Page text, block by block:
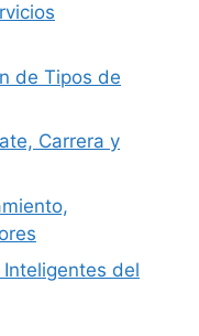
de Tipos de
Carrera y
del